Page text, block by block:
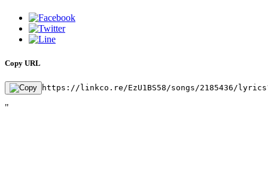
Copy URL
https://linkco.re/EzU1BS58/songs/2185436/
"